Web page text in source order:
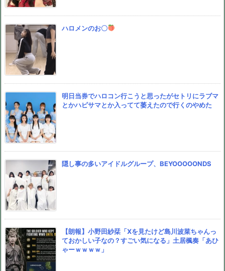
ハロメンのお〇
明日当券でハロコン行こうと思ったがセトリにラブマ
とかハピサマとか入ってて萎えたので行くのやめた
隠し事の多いアイドルグループ、BEYOOOOONDS
【朗報】小野田紗栞「Xを見たけど島川波菜ちゃんっ
ておかしい子なの？すごい気になる」土居楓奏「あひ
ゃーｗｗｗｗ」